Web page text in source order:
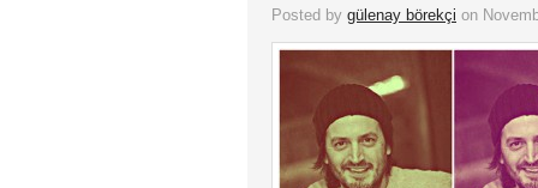
Posted by gülenay börekçi on